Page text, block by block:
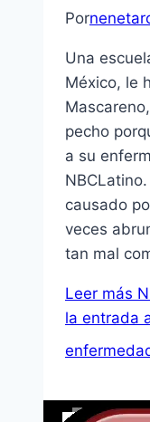
Por
Una
México, le
pecho
a su
causado
veces
tan mal
Leer más
la entrada